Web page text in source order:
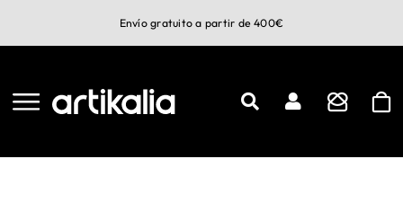
Envío gratuito a partir de 400€